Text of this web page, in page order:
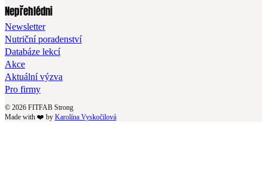
Nepřehlédni
Newsletter
Nutriční poradenství
Databáze lekcí
Akce
Aktuální výzva
Pro firmy
© 2026 FITFAB Strong
Made with ❤️ by Karolína Vyskočilová